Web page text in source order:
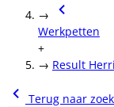
→
Werkpetten
+
→ Result
Terug naar